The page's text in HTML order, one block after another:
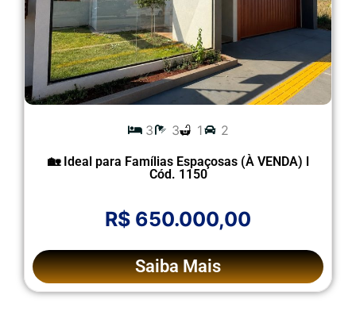
3 3 1 2
🏡 Ideal para Famílias Espaçosas (À VENDA) l
Cód. 1150
R$ 650.000,00
Saiba Mais